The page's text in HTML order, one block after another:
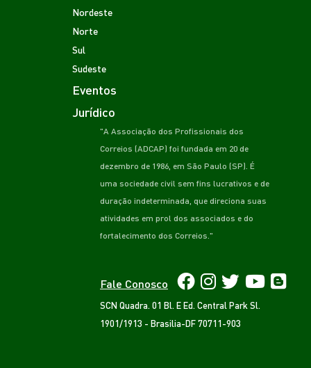
Nordeste
Norte
Sul
Sudeste
Eventos
Jurídico
"A Associação dos Profissionais dos
Correios (ADCAP) foi fundada em 20 de
dezembro de 1986, em São Paulo (SP). É
uma sociedade civil sem fins lucrativos e de
duração indeterminada, que direciona suas
atividades em prol dos associados e do
fortalecimento dos Correios."
Fale Conosco
SCN Quadra. 01 Bl. E Ed. Central Park Sl.
1901/1913 - Brasilia-DF 70711-903